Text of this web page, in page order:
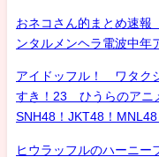
おネコさん的まとめ速
ンタルメンヘラ電波中年
アイドッフル！ ワタク
すき！23 ひうらのアニ
SNH48！JKT48！
ヒウラッフルのハーニー